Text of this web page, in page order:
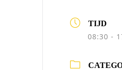
TIJD
08:30 -